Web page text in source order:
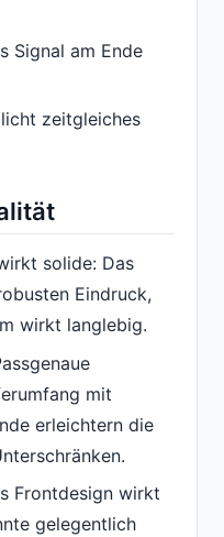
Signal am Ende
zeitgleiches
solide: Das
Eindruck,
wirkt langlebig.
mit
erleichtern die
Frontdesign wirkt
gelegentlich